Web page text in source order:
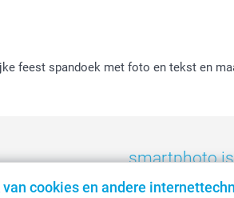
cookies en andere
feest spandoek met foto en tekst en
smartphoto is
- France - Ireland - Nederland -